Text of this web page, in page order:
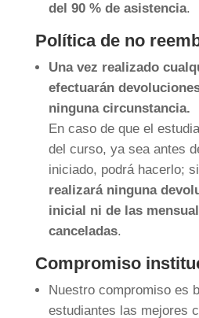
del 90 % de asistencia.
Política de no
Una vez realizado
efectuarán
ninguna circunstancia.
En caso de que el
del curso, ya sea antes
iniciado, podrá hacerlo;
realizará ninguna
inicial ni de las
canceladas.
Compromiso
Nuestro compromiso es
estudiantes las mejores